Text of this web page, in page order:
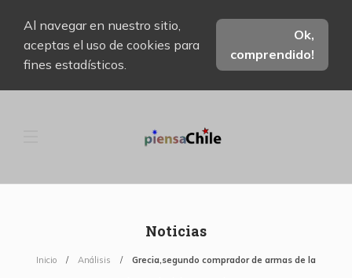
Al navegar en nuestro sitio,
aceptas el uso de cookies para
fines estadísticos.
Ok,
comprendido!
Noticias
Inicio Análisis Grecia,segundo comprador de armas de la